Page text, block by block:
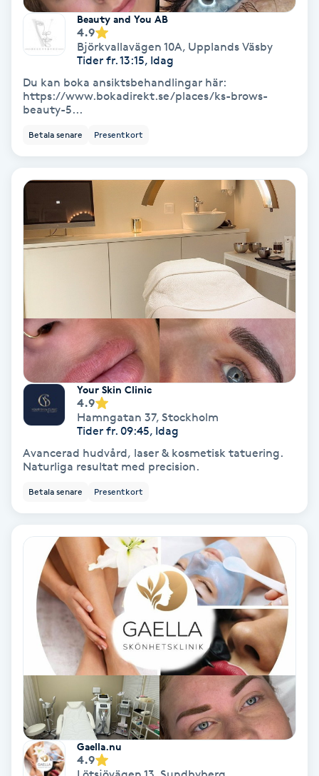
Permanent
Permanent hårborttagning
Permanent ögonbrynsmakeup
Piercing
Pigmentbehandling
Pigmentfläckar
Plastikkirurgi
Powder brows
Power Yoga
PRP (Platelet Rich Plasma)
Psoriasis
Radiofrekvens
Rakning
Reflexologi
Beauty and You AB
4.9
Björkvallavägen 10A, Upplands Väsby
Tider fr. 13:15, Idag
Du kan boka ansiktsbehandlingar här:
https://www.bokadirekt.se/places/ks-brows-
beauty-5...
Betala senare Presentkort
Your Skin Clinic
4.9
Hamngatan 37, Stockholm
Tider fr. 09:45, Idag
Avancerad hudvård, laser & kosmetisk tatuering.
Naturliga resultat med precision.
Betala senare Presentkort
Gaella.nu
4.9